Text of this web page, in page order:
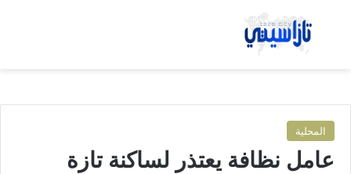
بحث عن
المحلية
عامل نظافة يعتذر لساكنة تازة